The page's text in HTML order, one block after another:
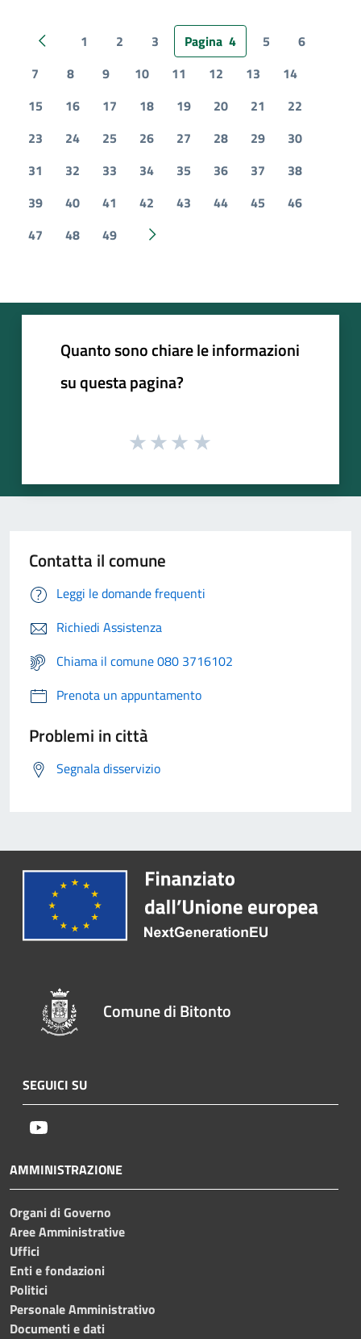
Pagina precedente
1 2 3 Pagina 4 5
6
7
8 9 10 11 12 13
14
15
16 17 18 19 20 21
22
23
24 25 26 27 28 29
30
31
32 33 34 35 36 37
38
39
40 41 42 43 44 45
46
47
48 49 Pagina successiva
Quanto sono chiare le informazioni
su questa pagina?
Contatta il comune
Leggi le domande frequenti
Richiedi Assistenza
Chiama il comune 080 3716102
Prenota un appuntamento
Problemi in città
Segnala disservizio
Comune di Bitonto
SEGUICI SU
AMMINISTRAZIONE
Organi di Governo
Aree Amministrative
Uffici
Enti e fondazioni
Politici
Personale Amministrativo
Documenti e dati